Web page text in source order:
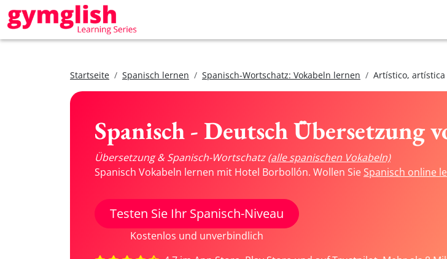
Startseite Spanisch lernen Spanisch-Wortschatz: Vokabeln lernen Artístico, artística
Spanisch - Deutsch Übersetzung
Übersetzung & Spanisch-Wortschatz(alle spanischen Vokabeln)
Spanisch Vokabeln lernen mit Hotel Borbollón. Wollen Sie Spanisch online
Testen Sie Ihr Spanisch-Niveau
Kostenlos und unverbindlich